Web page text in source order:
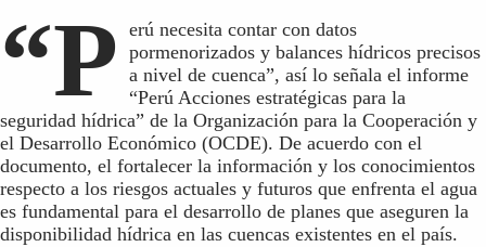
“P
erú necesita contar con datos
pormenorizados y balances hídricos precisos
a nivel de cuenca”, así lo señala el informe
“Perú Acciones estratégicas para la
seguridad hídrica” de la Organización para la Cooperación y
el Desarrollo Económico (OCDE). De acuerdo con el
documento, el fortalecer la información y los conocimientos
respecto a los riesgos actuales y futuros que enfrenta el agua
es fundamental para el desarrollo de planes que aseguren la
disponibilidad hídrica en las cuencas existentes en el país.